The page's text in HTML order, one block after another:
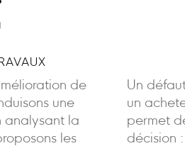
de
une
analysant la
les
Un
un
permet
décision